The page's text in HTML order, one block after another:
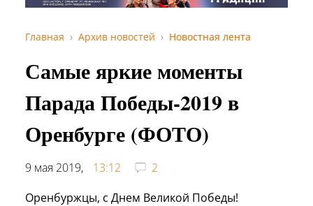
Главная Архив новостей Новостная лента
Самые яркие моменты
Парада Победы-2019 в
Оренбурге (ФОТО)
9 мая 2019, 13:12
2
Оренбуржцы, с Днем Великой Победы!